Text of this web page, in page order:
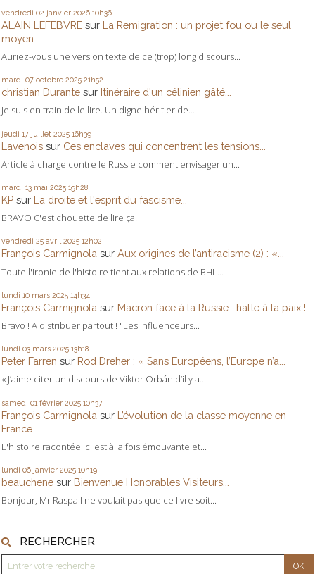
vendredi 02 janvier 2026 10h36
ALAIN LEFEBVRE sur La Remigration : un projet fou ou le seul
moyen...
Auriez-vous une version texte de ce (trop) long discours...
mardi 07 octobre 2025 21h52
christian Durante sur Itinéraire d'un célinien gâté...
Je suis en train de le lire. Un digne héritier de...
jeudi 17 juillet 2025 16h39
Lavenois sur Ces enclaves qui concentrent les tensions...
Article à charge contre le Russie comment envisager un...
mardi 13 mai 2025 19h28
KP sur La droite et l'esprit du fascisme...
BRAVO C'est chouette de lire ça.
vendredi 25 avril 2025 12h02
François Carmignola sur Aux origines de l’antiracisme (2) : «...
Toute l'ironie de l'histoire tient aux relations de BHL...
lundi 10 mars 2025 14h34
François Carmignola sur Macron face à la Russie : halte à la paix !...
Bravo ! A distribuer partout ! "Les influenceurs...
lundi 03 mars 2025 13h18
Peter Farren sur Rod Dreher : « Sans Européens, l’Europe n’a...
« J’aime citer un discours de Viktor Orbán d’il y a...
samedi 01 février 2025 10h37
François Carmignola sur L’évolution de la classe moyenne en
France...
L'histoire racontée ici est à la fois émouvante et...
lundi 06 janvier 2025 10h19
beauchene sur Bienvenue Honorables Visiteurs...
Bonjour, Mr Raspail ne voulait pas que ce livre soit...
RECHERCHER